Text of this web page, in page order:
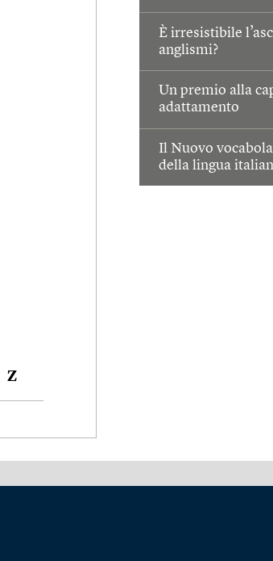
È irresistibile
anglismi?
Un premio alla
adattamento
Il Nuovo
della lingua
Z